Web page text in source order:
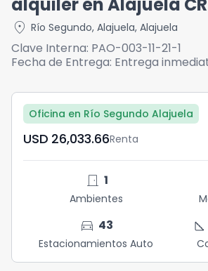
location_on Río Segundo, Alajuela, Alajuela
Clave Interna: PAO-003-11-21-1
Fecha de Entrega: Entrega
Oficina en Río Segundo Alajuela
USD	26,033.66Renta
door_front 1
Ambientes
directions_car 43
Estacionamientos Auto
square_foot